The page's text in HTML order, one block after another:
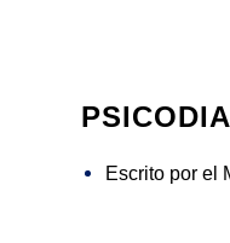
Escrito por el